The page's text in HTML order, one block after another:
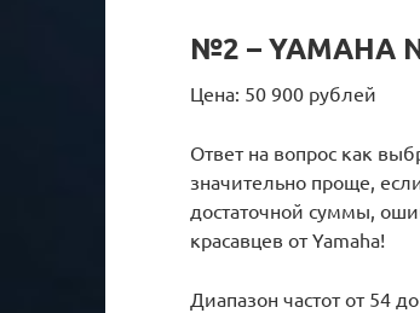
№2 – YAMAHA
Цена: 50 900 рублей
Ответ на вопрос как
значительно проще,
достаточной суммы,
красавцев от Yamaha!
Диапазон частот от 54